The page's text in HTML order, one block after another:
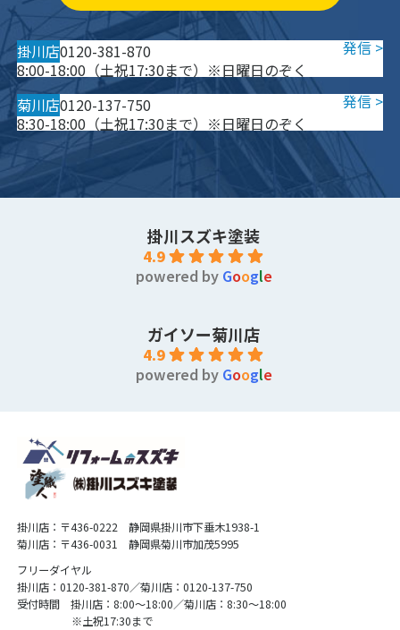
掛川店0120-381-870
8:00-18:00（土祝17:30まで）※日曜日のぞく
菊川店0120-137-750
8:30-18:00（土祝17:30まで）※日曜日のぞく
掛川スズキ塗装
4.9
powered by Google
ガイソー菊川店
4.9
powered by Google
掛川店：〒436-0222 静岡県掛川市下垂木1938-1
菊川店：〒436-0031 静岡県菊川市加茂5995
フリーダイヤル
掛川店：0120-381-870／菊川店：0120-137-750
受付時間 掛川店：8:00〜18:00／菊川店：8:30〜18:00
※土祝17:30まで